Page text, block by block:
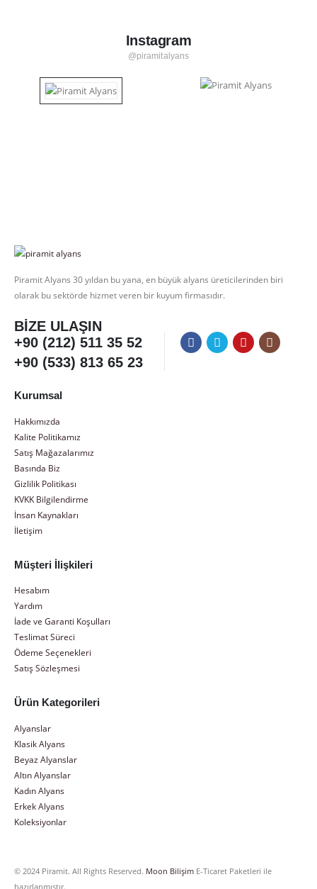
Instagram
@piramitalyans
Piramit Alyans 30 yıldan bu yana, en büyük alyans üreticilerinden biri
olarak bu sektörde hizmet veren bir kuyum firmasıdır.
BIZE ULAŞIN
+90 (212) 511 35 52
+90 (533) 813 65 23
Kurumsal
Hakkımızda
Kalite Politikamız
Satış Mağazalarımız
Basında Biz
Gizlilik Politikası
KVKK Bilgilendirme
İnsan Kaynakları
İletişim
Müşteri İlişkileri
Hesabım
Yardım
İade ve Garanti Koşulları
Teslimat Süreci
Ödeme Seçenekleri
Satış Sözleşmesi
Ürün Kategorileri
Alyanslar
Klasik Alyans
Beyaz Alyanslar
Altın Alyanslar
Kadın Alyans
Erkek Alyans
Koleksiyonlar
© 2024 Piramit. All Rights Reserved. Moon Bilişim E-Ticaret Paketleri ile
hazırlanmıştır.